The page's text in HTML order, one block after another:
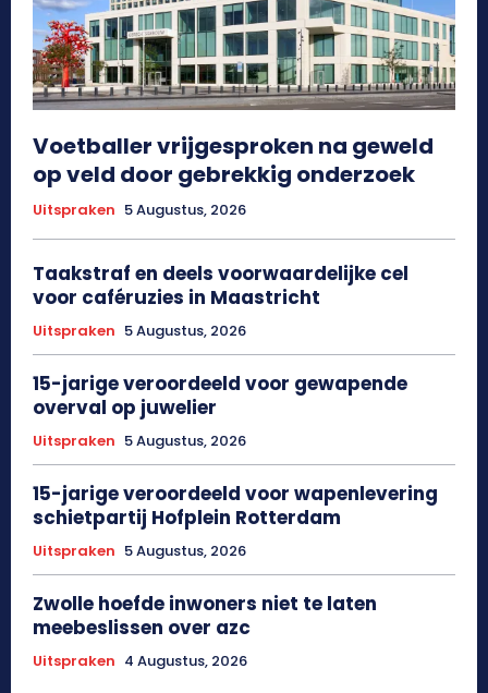
Voetballer vrijgesproken na geweld
op veld door gebrekkig onderzoek
Uitspraken 5 Augustus, 2026
Taakstraf en deels voorwaardelijke cel
voor caféruzies in Maastricht
Uitspraken 5 Augustus, 2026
15-jarige veroordeeld voor gewapende
overval op juwelier
Uitspraken 5 Augustus, 2026
15-jarige veroordeeld voor wapenlevering
schietpartij Hofplein Rotterdam
Uitspraken 5 Augustus, 2026
Zwolle hoefde inwoners niet te laten
meebeslissen over azc
Uitspraken 4 Augustus, 2026